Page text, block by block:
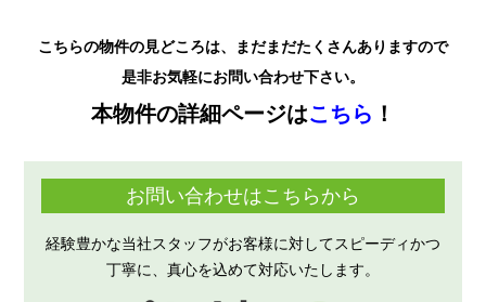
こちらの物件の見どころは、まだまだたくさんありますので
是非お気軽にお問い合わせ下さい。
本物件の詳細ページはこちら ！
お問い合わせはこちらから
経験豊かな当社スタッフがお客様に対してスピーディかつ
丁寧に、真心を込めて対応いたします。